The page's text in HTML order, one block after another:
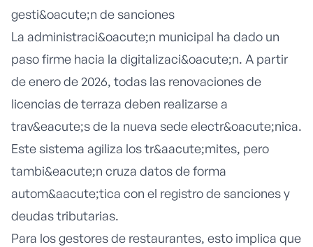
gesti&oacute;n de sanciones
La administraci&oacute;n municipal ha dado un
paso firme hacia la digitalizaci&oacute;n. A partir
de enero de 2026, todas las renovaciones de
licencias de terraza deben realizarse a
trav&eacute;s de la nueva sede electr&oacute;nica.
Este sistema agiliza los tr&aacute;mites, pero
tambi&eacute;n cruza datos de forma
autom&aacute;tica con el registro de sanciones y
deudas tributarias.
Para los gestores de restaurantes, esto implica que